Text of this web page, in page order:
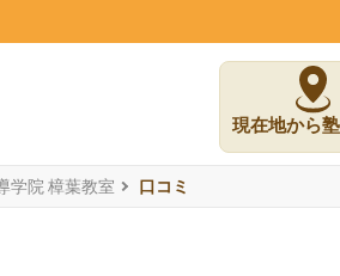
現在地から
学院 樟葉教室 口コミ